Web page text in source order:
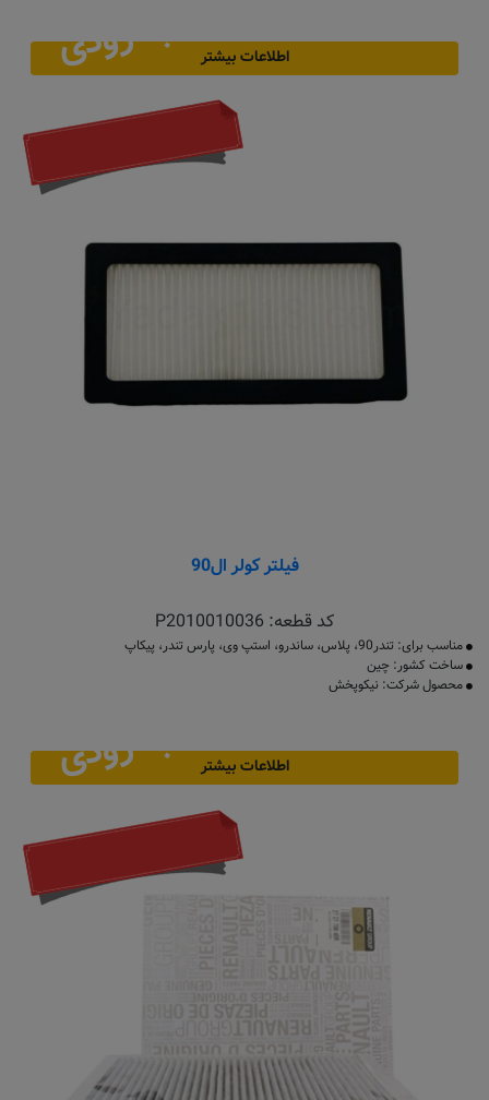
اطلاعات بیشتر به زودی
فیلتر کولر ال90
کد قطعه: P2010010036
مناسب برای: تندر90، پلاس، ساندرو، استپ وی، پارس تندر، پیکاپ
ساخت کشور: چین
محصول شرکت: نیکوپخش
اطلاعات بیشتر به زودی